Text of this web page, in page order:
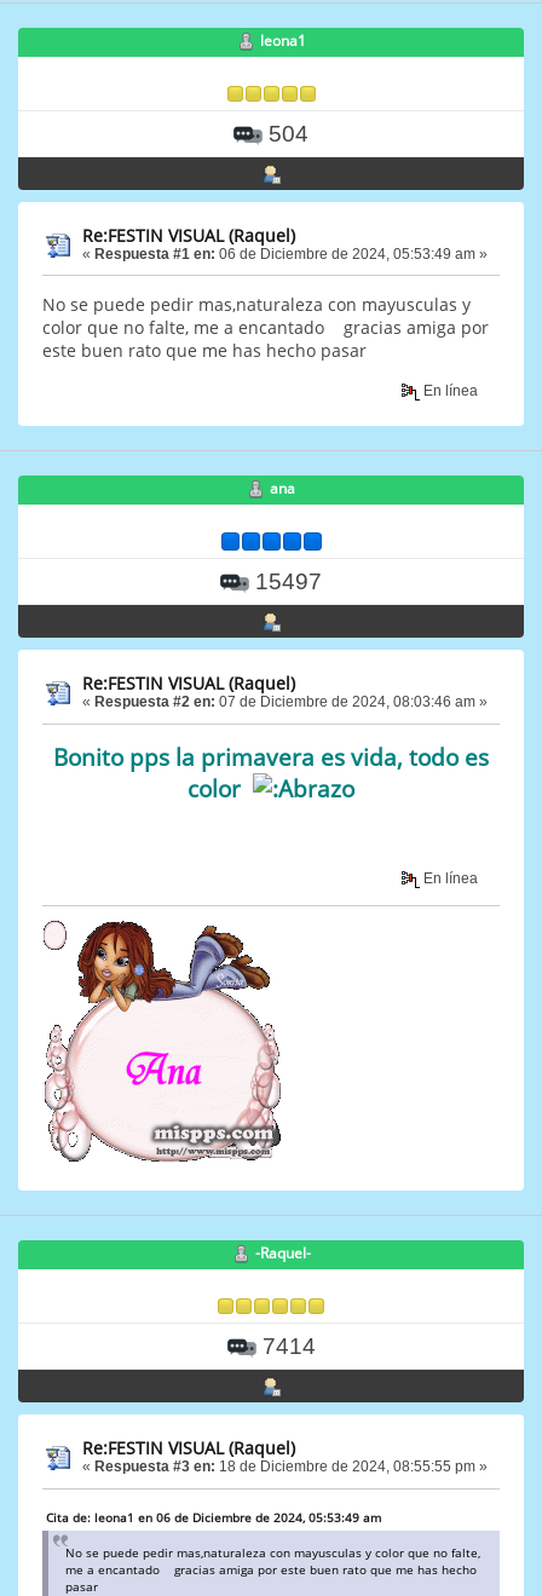
leona1
504
Re:FESTIN VISUAL (Raquel)
« Respuesta #1 en: 06 de Diciembre de 2024, 05:53:49 am »
No se puede pedir mas,naturaleza con mayusculas y
color que no falte, me a encantado gracias amiga por
este buen rato que me has hecho pasar
En línea
ana
15497
Re:FESTIN VISUAL (Raquel)
« Respuesta #2 en: 07 de Diciembre de 2024, 08:03:46 am »
Bonito pps la primavera es vida, todo es
color
En línea
-Raquel-
7414
Re:FESTIN VISUAL (Raquel)
« Respuesta #3 en: 18 de Diciembre de 2024, 08:55:55 pm »
Cita de: leona1 en 06 de Diciembre de 2024, 05:53:49 am
No se puede pedir mas,naturaleza con mayusculas y color que no falte,
me a encantado gracias amiga por este buen rato que me has hecho
pasar